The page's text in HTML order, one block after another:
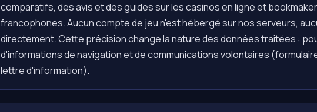
comparatifs, des avis et des guides sur les casinos en ligne et
francophones. Aucun compte de jeu n'est hébergé sur nos serveurs,
directement. Cette précision change la nature des données traitées :
d'informations de navigation et de communications volontaires
lettre d'information).